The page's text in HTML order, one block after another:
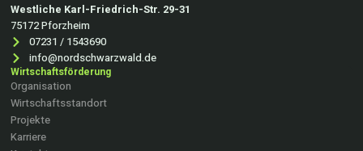
Westliche Karl-Friedrich-Str. 29-31
75172 Pforzheim
07231 / 1543690
info@nordschwarzwald.de
Wirtschaftsförderung
Organisation
Wirtschaftsstandort
Projekte
Karriere